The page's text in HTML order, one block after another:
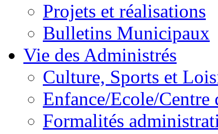
Projets et réalisations
Bulletins Municipaux
Vie des Administrés
Culture, Sports et
Enfance/Ecole/Centre
Formalités